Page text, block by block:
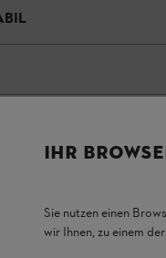
PENTRU
IHR
Sie nutzen einen
wir Ihnen, zu einem